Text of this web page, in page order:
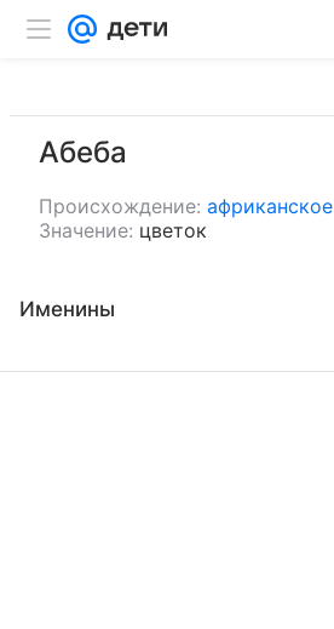
Абеба
Происхождение: африканское
Значение: цветок
Именины